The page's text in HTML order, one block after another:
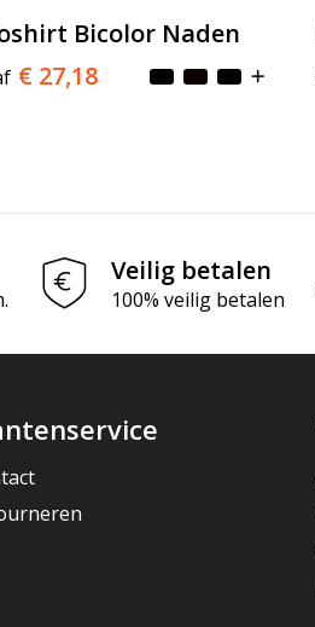
Bicolor Naden
€ 27,18
Veilig betalen
100% veilig betalen